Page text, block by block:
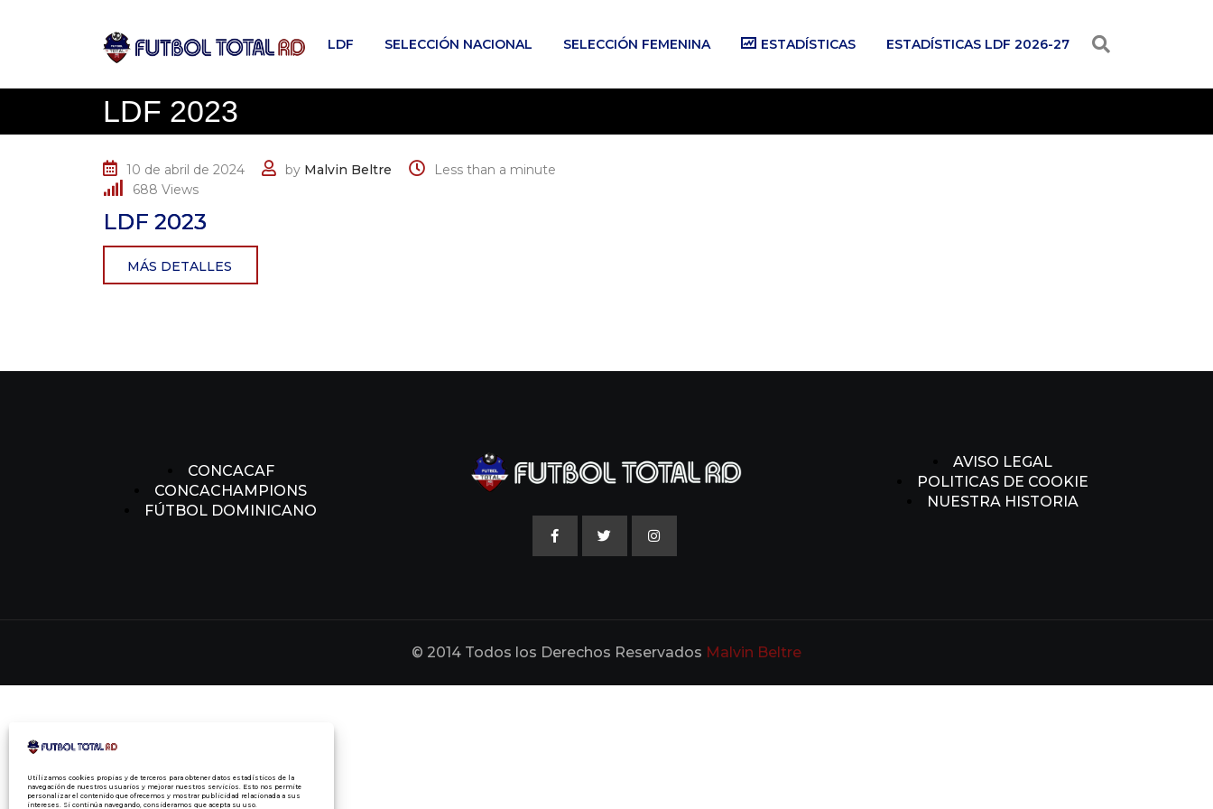
Utilizamos cookies propias y de terceros para obtener datos estadísticos de la
navegación de nuestros usuarios y mejorar nuestros servicios. Esto nos permite
personalizar el contenido que ofrecemos y mostrar publicidad relacionada a sus
intereses. Si continúa navegando, consideramos que acepta su uso.
LDF SELECCIÓN NACIONAL SELECCIÓN FEMENINA ESTADÍSTICAS ESTADÍSTICAS LDF 2026-27
LDF 2023
10 de abril de 2024 by Malvin Beltre
Less than a minute
688 Views
LDF 2023
MÁS DETALLES
CONCACAF
CONCACHAMPIONS
FÚTBOL DOMINICANO
AVISO LEGAL
POLITICAS DE COOKIE
NUESTRA HISTORIA
© 2014 Todos los Derechos Reservados Malvin Beltre